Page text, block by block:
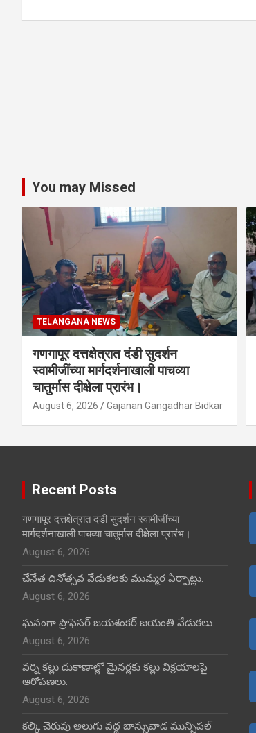
You may Missed
TELANGANA NEWS
गणगापूर दत्तक्षेत्रात दंडी सुदर्शन
स्वामीजींच्या मार्गदर्शनाखाली पाचव्या
चातुर्मास दीक्षेला प्रारंभ।
August 6, 2026 Gajanan Gangadhar Bidkar
Recent Posts
गणगापूर दत्तक्षेत्रात दंडी सुदर्शन स्वामीजींच्या
मार्गदर्शनाखाली पाचव्या चातुर्मास दीक्षेला प्रारंभ।
August 6, 2026
చేనేత దినోత్సవ వేడుకలకు ముమ్మర ఏర్పాట్లు.
August 6, 2026
ఘనంగా ప్రొఫెసర్ జయశంకర్ జయంతి వేడుకలు.
August 6, 2026
వర్ని కల్లు దుకాణాల్లో మైనర్లకు కల్లు విక్రయాలపై
ఆరోపణలు.
August 6, 2026
కల్కి చెరువు అలుగు వద్ద బాన్సువాడ మున్సిపల్